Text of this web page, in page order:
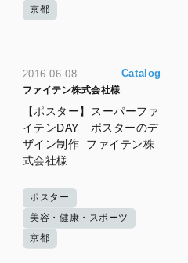
京都
2016.06.08 Catalog
ファイテン株式会社様
【ポスター】スーパーファ
イテンDAY ポスターのデ
ザイン制作_ファイテン株
式会社様
ポスター
美容・健康・スポーツ
京都